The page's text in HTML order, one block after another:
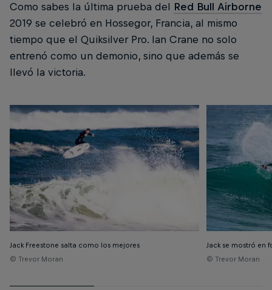
Como sabes la última prueba del Red Bull Airborne
2019 se celebró en Hossegor, Francia, al mismo
tiempo que el Quiksilver Pro. Ian Crane no solo
entrenó como un demonio, sino que además se
llevó la victoria.
Jack Freestone salta como los mejores
© Trevor Moran
Jack se mostró en
© Trevor Moran